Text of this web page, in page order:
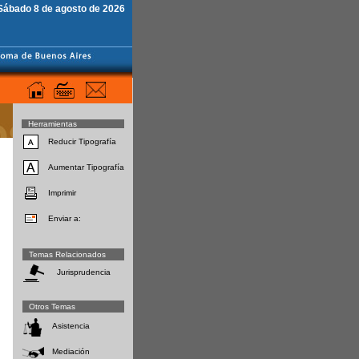
8 de agosto de 2026
Herramientas
Reducir Tipografía
Aumentar Tipografía
Imprimir
Enviar a:
Temas Relacionados
Jurisprudencia
Otros Temas
Asistencia
Mediación